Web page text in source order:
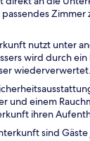
passendes
nutzt unter
wird durch
wiederverwertet.
und einem
ihren
sind